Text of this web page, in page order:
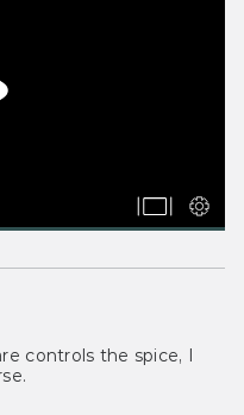
controls the spice, I